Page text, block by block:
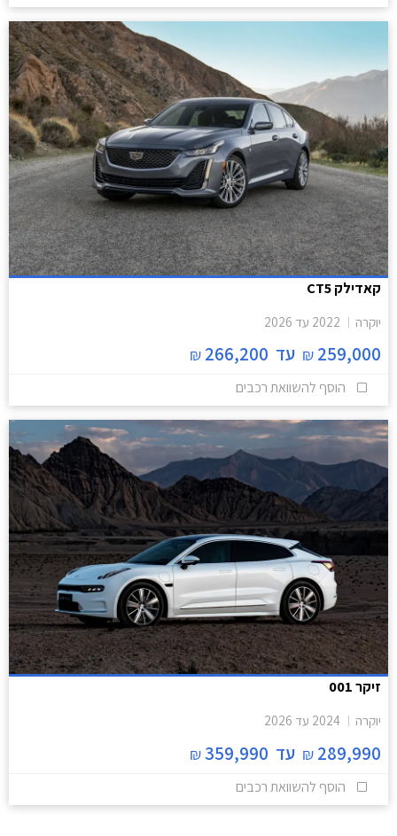
קאדילק CT5
יוקרה 2022 עד 2026
259,000
₪ עד 266,200
₪
הוסף להשוואת רכבים
זיקר 001
יוקרה 2024 עד 2026
289,990
₪ עד 359,990
₪
הוסף להשוואת רכבים